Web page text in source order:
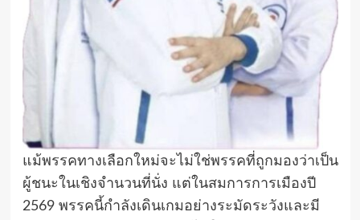
แม้พรรคทางเลือกใหม่จะไม่ใช่พรรคที่ถูกมองว่าเป็น
ผู้ชนะในเชิงจำนวนที่นั่ง แต่ในสมการการเมืองปี
2569 พรรคนี้กำลังเดินเกมอย่างระมัดระวังและมี